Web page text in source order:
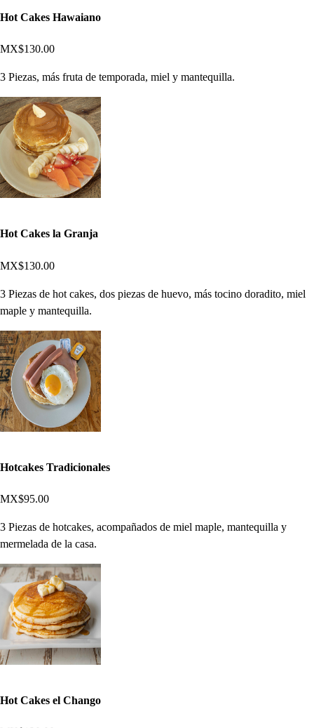
Hot Cakes Hawaiano
MX$130.00
3 Piezas, más fruta de temporada, miel y mantequilla.
Hot Cakes la Granja
MX$130.00
3 Piezas de hot cakes, dos piezas de huevo, más tocino doradito, miel
maple y mantequilla.
Hotcakes Tradicionales
MX$95.00
3 Piezas de hotcakes, acompañados de miel maple, mantequilla y
mermelada de la casa.
Hot Cakes el Chango